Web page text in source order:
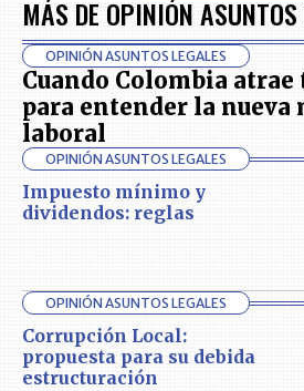
MÁS DE OPINIÓN ASUNTOS
OPINIÓN ASUNTOS LEGALES
Cuando Colombia
para entender la nueva
laboral
OPINIÓN ASUNTOS LEGALES
Impuesto mínimo y
dividendos: reglas
OPINIÓN ASUNTOS LEGALES
Corrupción Local:
propuesta para su debida
estructuración